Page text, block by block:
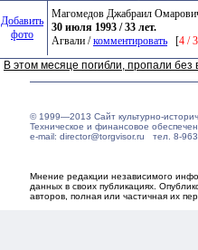
Добавить
фото
Магомедов Джабраил
30 июля 1993 / 33 лет.
Агвали /комментировать [4 /
В этом месяце погибли, пропали
© 1999—2013 Сайт культурно-
Техническое и финансовое
e-mail: director@torgvisor.ru тел. 8-
Мнение редакции независимого
данных в своих публикациях.
авторов, полная или частичная их